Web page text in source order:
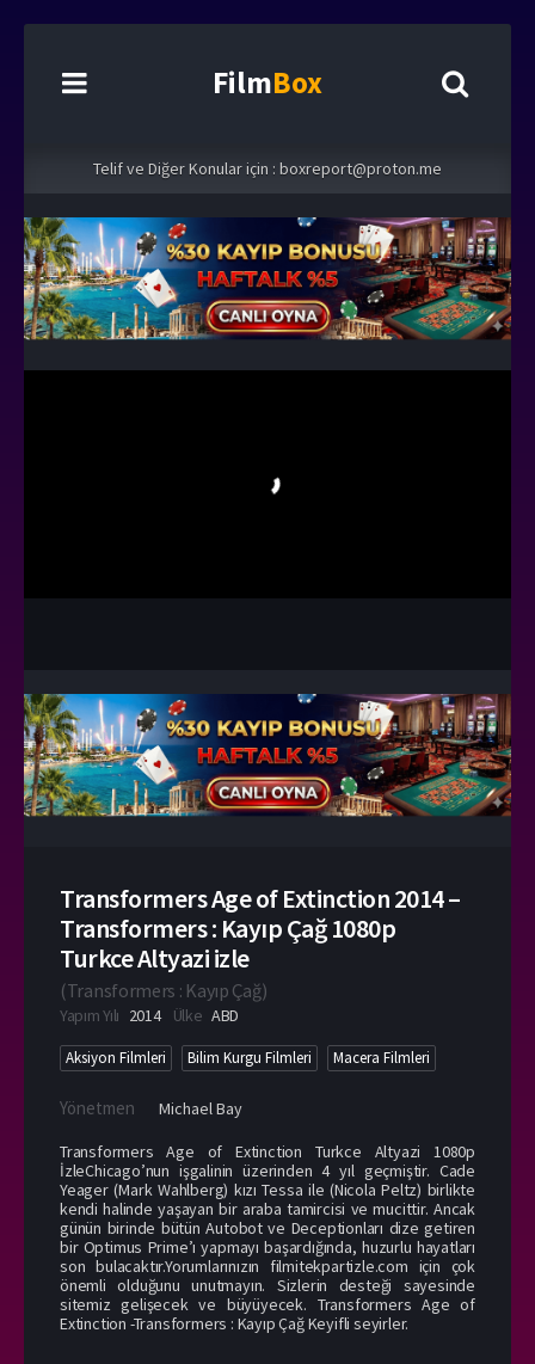
FilmBox
Telif ve Diğer Konular için : boxreport@proton.me
Transformers Age of Extinction 2014 –
Transformers : Kayıp Çağ 1080p
Turkce Altyazi izle
(Transformers : Kayıp Çağ)
Yapım Yılı 2014 Ülke ABD
Aksiyon Filmleri Bilim Kurgu Filmleri Macera Filmleri
Yönetmen
Michael Bay
Transformers Age of Extinction Turkce Altyazi 1080p
İzleChicago’nun işgalinin üzerinden 4 yıl geçmiştir. Cade
Yeager (Mark Wahlberg) kızı Tessa ile (Nicola Peltz) birlikte
kendi halinde yaşayan bir araba tamircisi ve mucittir. Ancak
günün birinde bütün Autobot ve Deceptionları dize getiren
bir Optimus Prime’ı yapmayı başardığında, huzurlu hayatları
son bulacaktır.Yorumlarınızın filmitekpartizle.com için çok
önemli olduğunu unutmayın. Sizlerin desteği sayesinde
sitemiz gelişecek ve büyüyecek. Transformers Age of
Extinction -Transformers : Kayıp Çağ Keyifli seyirler.